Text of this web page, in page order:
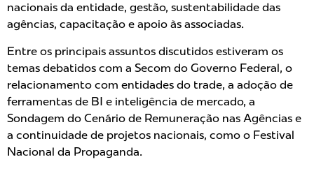
nacionais da entidade, gestão, sustentabilidade das
agências, capacitação e apoio às associadas.
Entre os principais assuntos discutidos estiveram os
temas debatidos com a Secom do Governo Federal, o
relacionamento com entidades do trade, a adoção de
ferramentas de BI e inteligência de mercado, a
Sondagem do Cenário de Remuneração nas Agências e
a continuidade de projetos nacionais, como o Festival
Nacional da Propaganda.